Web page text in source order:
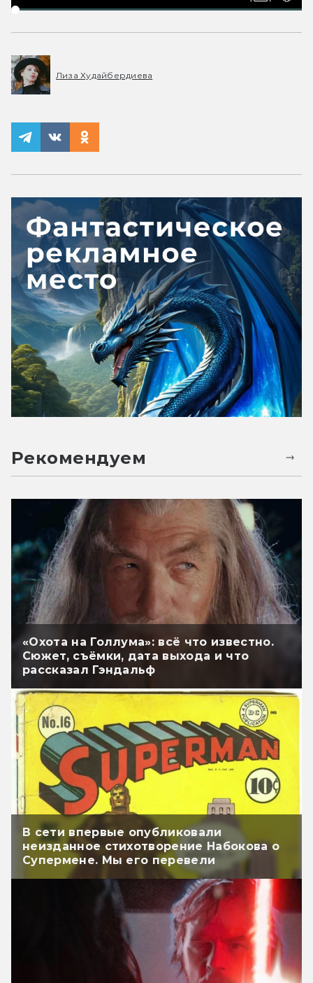
Лиза Худайбердиева
Рекомендуем
«Охота на Голлума»: всё что известно.
Сюжет, съёмки, дата выхода и что
рассказал Гэндальф
В сети впервые опубликовали
неизданное стихотворение Набокова о
Супермене. Мы его перевели